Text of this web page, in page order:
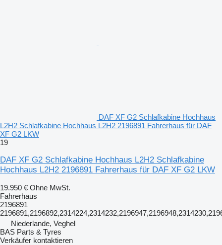
DAF XF G2 Schlafkabine Hochhaus
L2H2 Schlafkabine Hochhaus L2H2 2196891 Fahrerhaus für DAF
XF G2 LKW
19
DAF XF G2 Schlafkabine Hochhaus L2H2 Schlafkabine
Hochhaus L2H2 2196891 Fahrerhaus für DAF XF G2 LKW
19.950 € Ohne MwSt.
Fahrerhaus
2196891
Niederlande, Veghel
BAS Parts & Tyres
Verkäufer kontaktieren